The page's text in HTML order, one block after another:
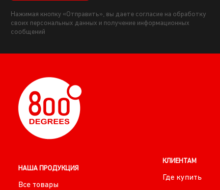
Нажимая кнопку «Отправить», вы даете согласие на обработку
своих персональных данных и получение информационных
сообщений
НАША ПРОДУКЦИЯ
Все товары
КЛИЕНТАМ
Где купить